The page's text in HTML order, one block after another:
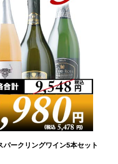
ークリングワイン5本セット